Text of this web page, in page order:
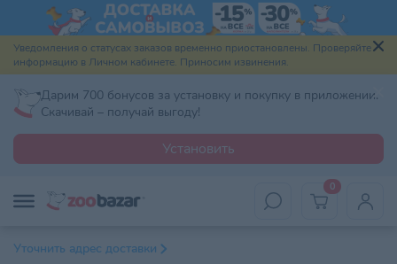
Уведомления о статусах заказов временно приостановлены. Проверяйте
информацию в Личном кабинете. Приносим извинения.
Дарим 700 бонусов за установку и покупку в приложении.
Скачивай – получай выгоду!
Установить
0
Уточнить адрес доставки